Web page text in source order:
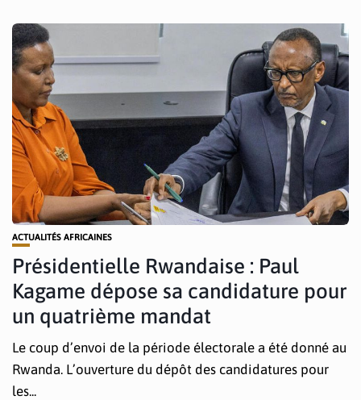
ACTUALITÉS AFRICAINES
Présidentielle Rwandaise : Paul
Kagame dépose sa candidature pour
un quatrième mandat
Le coup d’envoi de la période électorale a été donné au
Rwanda. L’ouverture du dépôt des candidatures pour
les...